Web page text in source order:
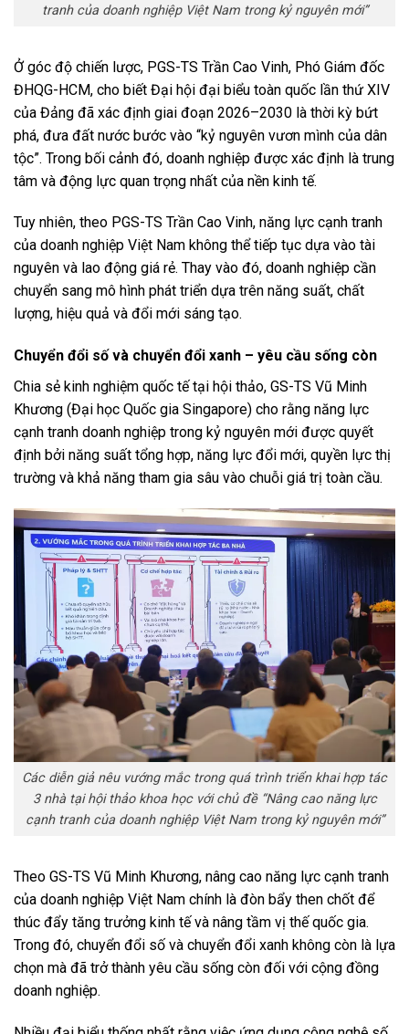
tranh của doanh nghiệp Việt Nam trong kỷ nguyên mới”
Ở góc độ chiến lược, PGS-TS Trần Cao Vinh, Phó Giám đốc
ĐHQG-HCM, cho biết Đại hội đại biểu toàn quốc lần thứ XIV
của Đảng đã xác định giai đoạn 2026–2030 là thời kỳ bứt
phá, đưa đất nước bước vào “kỷ nguyên vươn mình của dân
tộc”. Trong bối cảnh đó, doanh nghiệp được xác định là trung
tâm và động lực quan trọng nhất của nền kinh tế.
Tuy nhiên, theo PGS-TS Trần Cao Vinh, năng lực cạnh tranh
của doanh nghiệp Việt Nam không thể tiếp tục dựa vào tài
nguyên và lao động giá rẻ. Thay vào đó, doanh nghiệp cần
chuyển sang mô hình phát triển dựa trên năng suất, chất
lượng, hiệu quả và đổi mới sáng tạo.
Chuyển đổi số và chuyển đổi xanh – yêu cầu sống còn
Chia sẻ kinh nghiệm quốc tế tại hội thảo, GS-TS Vũ Minh
Khương (Đại học Quốc gia Singapore) cho rằng năng lực
cạnh tranh doanh nghiệp trong kỷ nguyên mới được quyết
định bởi năng suất tổng hợp, năng lực đổi mới, quyền lực thị
trường và khả năng tham gia sâu vào chuỗi giá trị toàn cầu.
Các diễn giả nêu vướng mắc trong quá trình triển khai hợp tác
3 nhà tại hội thảo khoa học với chủ đề “Nâng cao năng lực
cạnh tranh của doanh nghiệp Việt Nam trong kỷ nguyên mới”
Theo GS-TS Vũ Minh Khương, nâng cao năng lực cạnh tranh
của doanh nghiệp Việt Nam chính là đòn bẩy then chốt để
thúc đẩy tăng trưởng kinh tế và nâng tầm vị thế quốc gia.
Trong đó, chuyển đổi số và chuyển đổi xanh không còn là lựa
chọn mà đã trở thành yêu cầu sống còn đối với cộng đồng
doanh nghiệp.